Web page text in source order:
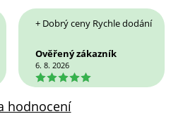
+ Dobrý ceny Rychle dodání
Ověřený zákazník
6. 8. 2026
5
hodnocení